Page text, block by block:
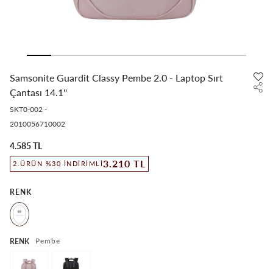
Samsonite Guardit Classy Pembe 2.0 - Laptop Sırt
Çantası 14.1''
SKT0-002 -
2010056710002
4.585 TL
2.ÜRÜN %30 İNDIRIMLI3.210 TL
RENK
RENK Pembe